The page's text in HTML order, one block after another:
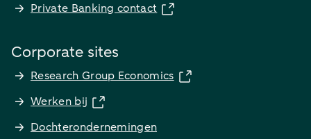
Private Banking contact
Corporate sites
Research Group Economics
Werken bij
Dochterondernemingen